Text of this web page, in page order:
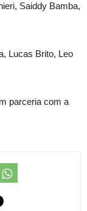
Saiddy Bamba,
Lucas Brito, Leo
parceria com a